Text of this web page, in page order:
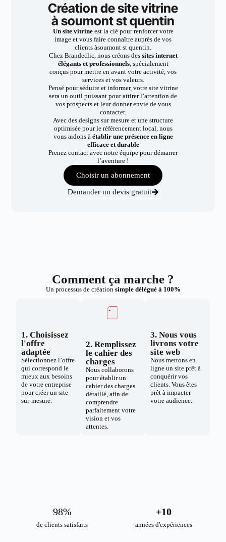
Création de site vitrine
à soumont st quentin
Un site vitrineest la clé pour renforcer votre
image et vous faire connaître auprès de vos
clients àsoumont st quentin.
Chez Brandeclic, nous créons dessites internet
élégants et professionnels, spécialement
conçus pour mettre en avant votre activité, vos
services et vos valeurs.
Pensé pour séduire et informer, votre site vitrine
sera un outil puissant pour attirer l’attention de
vos prospects et leur donner envie de vous
contacter.
Avec des designs sur mesure et une structure
optimisée pour le référencement local, nous
vous aidons à établir une présence en ligne
efficace et durable
Prenez contact avec notre équipe pour démarrer
l’aventure !
Choisir un abonnement
Demander un devis gratuit
Comment ça marche ?
Un processus de création simple délégué à 100%
1. Choisissez
l'offre
adaptée
Sélectionnez l’offre
qui correspond le
mieux aux besoins
de votre entreprise
pour créer un site
sur-mesure.
2. Remplissez
le cahier des
charges
Nous collaborons
pour établir un
cahier des charges
détaillé, afin de
comprendre
parfaitement votre
vision et vos
attentes.
3. Nous vous
livrons votre
site web
Nous mettons en
ligne un site prêt à
conquérir vos
clients. Vous êtes
prêt à impacter
votre audience.
de clients satisfaits
98%
années d'expériences
+10